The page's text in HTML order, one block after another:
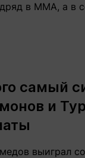
в ММА, а в
самый
и
выиграл